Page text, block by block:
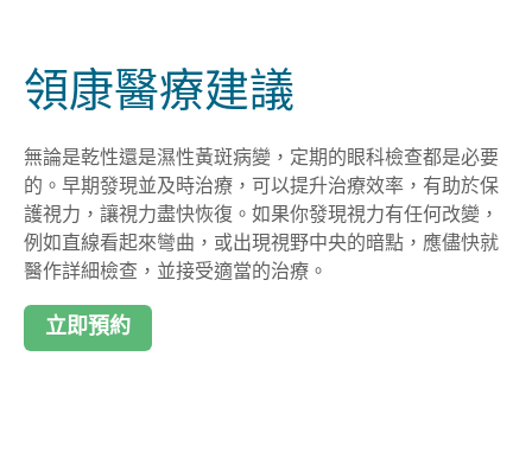
領康醫療建議
無論是乾性還是濕性黃斑病變，定期的眼科檢查都是必要
的。早期發現並及時治療，可以提升治療效率，有助於保
護視力，讓視力盡快恢復。如果你發現視力有任何改變，
例如直線看起來彎曲，或出現視野中央的暗點，應儘快就
醫作詳細檢查，並接受適當的治療。
立即預約